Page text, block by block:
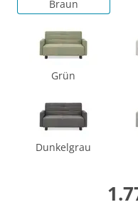
Braun
Grün
Dunkelgrau